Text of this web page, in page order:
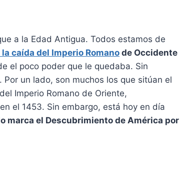
a la Edad Antigua. Todos estamos de
caída del Imperio Romano de Occidente
el poco poder que le quedaba. Sin
un lado, son muchos los que sitúan el
Imperio Romano de Oriente,
el 1453. Sin embargo, está hoy en día
marca el Descubrimiento de América por